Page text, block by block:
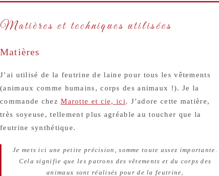
Matières et techniques utilisées
Matières
J’ai utilisé de la feutrine de laine pour tous les vêtements
(animaux comme humains, corps des animaux !). Je la
commande chezMarotte et cie, ici. J’adore cette matière,
très soyeuse, tellement plus agréable au toucher que la
feutrine synthétique.
Je mets ici une petite précision, somme toute assez importante.
Cela signifie que les patrons des vêtements et du corps des
animaux sont réalisés pour de la feutrine,